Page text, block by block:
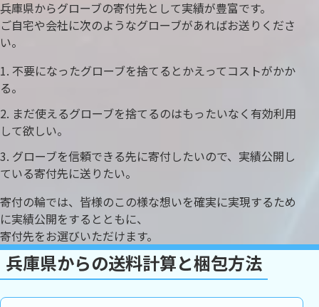
兵庫県からグローブの寄付先として実績が豊富です。
ご自宅や会社に次のようなグローブがあればお送りくださ
い。
不要になったグローブを捨てるとかえってコストがかか
る。
まだ使えるグローブを捨てるのはもったいなく有効利用
して欲しい。
グローブを信頼できる先に寄付したいので、実績公開し
ている寄付先に送りたい。
寄付の輪では、皆様のこの様な想いを確実に実現するため
に実績公開をするとともに、
寄付先をお選びいただけます。
兵庫県からの送料計算と梱包方法